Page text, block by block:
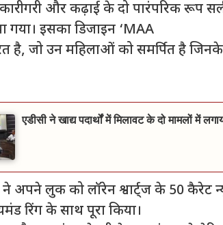
कारीगरी और कढ़ाई के दो पारंपरिक रूप
गया। इसका डिजाइन ‘MAA
है, जो उन महिलाओं को समर्पित है
एडीसी ने खाद्य पदार्थों में मिलावट के दो मामलों में
ने अपने लुक को लॉरेन श्वार्ट्ज के 50 कैरेट
रिंग के साथ पूरा किया।